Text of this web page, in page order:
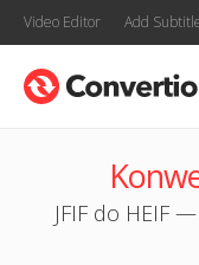
Video Editor Add
JFIF do HEIF